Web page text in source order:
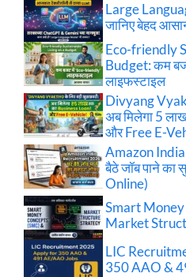
Large
जानिए बेहद
Eco-friendly
Budget: कम
लाइफस्टाइल
Divyang
अब मिलेगा 5
और Free E-
Amazon
बैठे जॉब पाने का
Online)
Smart
Market
LIC
350 AAO &